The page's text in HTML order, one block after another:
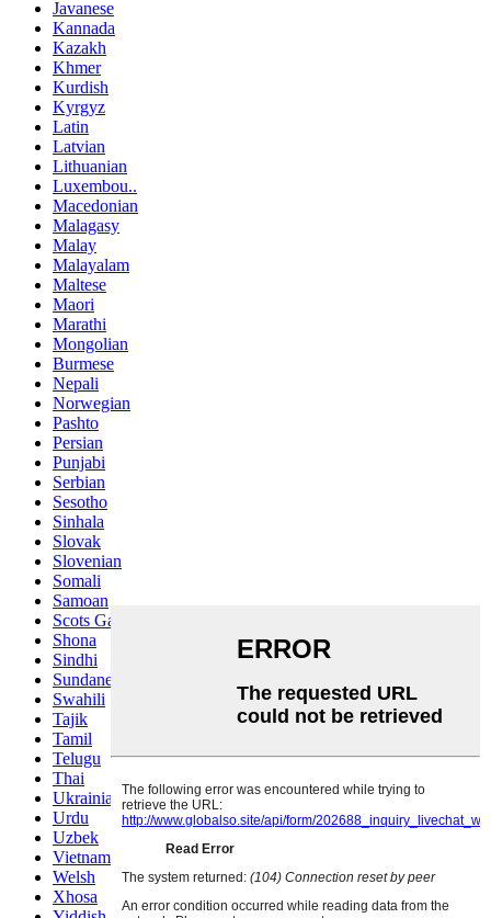
Javanese
Kannada
Kazakh
Khmer
Kurdish
Kyrgyz
Latin
Latvian
Lithuanian
Luxembou..
Macedonian
Malagasy
Malay
Malayalam
Maltese
Maori
Marathi
Mongolian
Burmese
Nepali
Norwegian
Pashto
Persian
Punjabi
Serbian
Sesotho
Sinhala
Slovak
Slovenian
Somali
Samoan
Scots Gaelic
Shona
Sindhi
Sundanese
Swahili
Tajik
Tamil
Telugu
Thai
Ukrainian
Urdu
Uzbek
Vietnamese
Welsh
Xhosa